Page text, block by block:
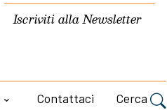
Iscriviti allaNewsletter
Contattaci Cerca